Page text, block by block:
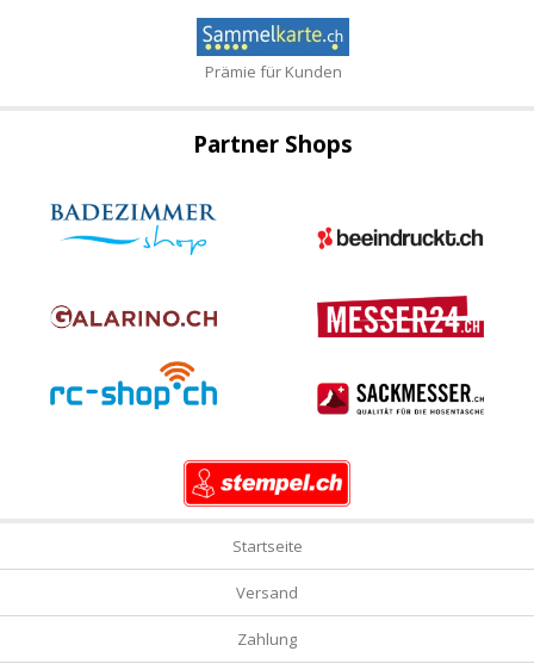
Prämie für Kunden
Partner Shops
Startseite
Versand
Zahlung